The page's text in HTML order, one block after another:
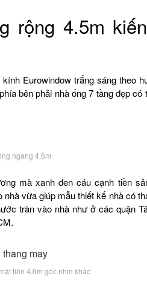
rộng 4.5m
Eurowindow trắng sáng theo
bên phải nhà ống 7 tầng đẹp có
ngang 4.6m
mà xanh đen cáu cạnh tiền
vừa giúp mẫu thiết kế nhà có
tràn vào nhà như ở các quận
tiền 4.6m góc nhìn khác